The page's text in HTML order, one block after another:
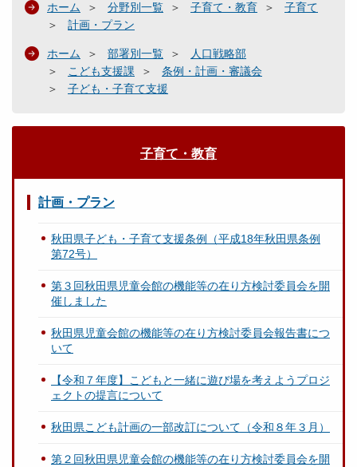
ホーム 分野別一覧 子育て・教育
子育て
計画・プラン
ホーム 部署別一覧
人口戦略部
こども支援課
条例・計画・審議会
子ども・子育て支援
子育て・教育
計画・プラン
秋田県子ども・子育て支援条例（平成18年秋田県条例
第72号）
第３回秋田県児童会館の機能等の在り方検討委員会を開
催しました
秋田県児童会館の機能等の在り方検討委員会報告書につ
いて
【令和７年度】こどもと一緒に遊び場を考えようプロジ
ェクトの提言について
秋田県こども計画の一部改訂について（令和８年３月）
第２回秋田県児童会館の機能等の在り方検討委員会を開